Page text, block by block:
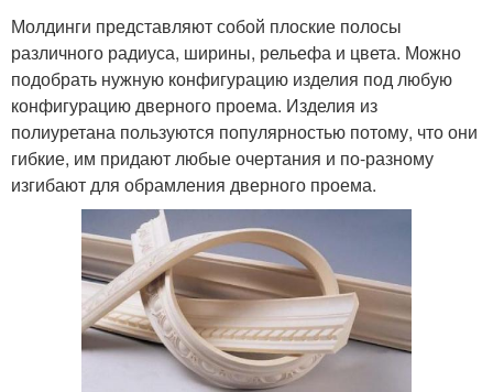
Молдинги представляют собой плоские полосы
различного радиуса, ширины, рельефа и цвета. Можно
подобрать нужную конфигурацию изделия под любую
конфигурацию дверного проема. Изделия из
полиуретана пользуются популярностью потому, что они
гибкие, им придают любые очертания и по-разному
изгибают для обрамления дверного проема.